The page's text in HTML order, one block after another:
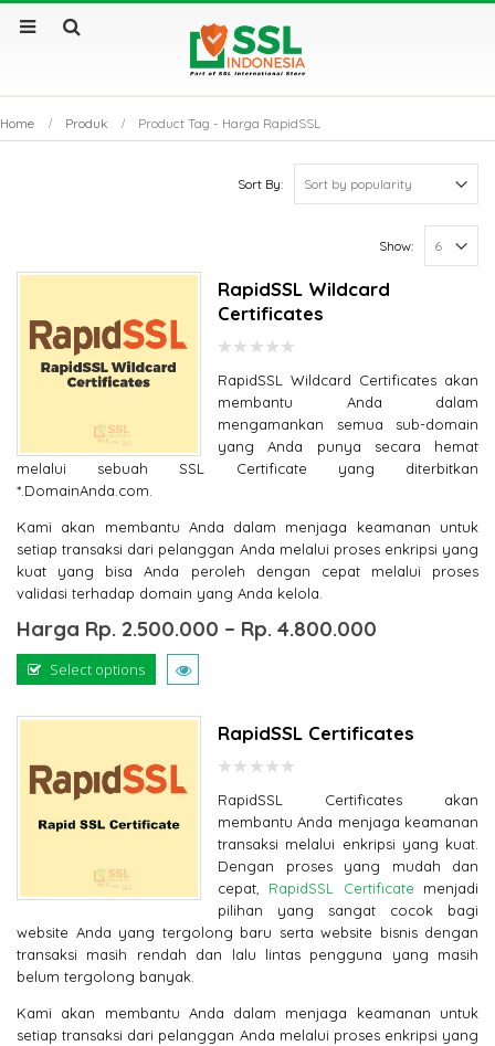
Home Produk Product Tag - Harga RapidSSL
Sort By:
Show:
RapidSSL Wildcard
Certificates
out
5
RapidSSL Wildcard Certificates akan
membantu Anda dalam
mengamankan semua sub-domain
yang Anda punya secara hemat
melalui sebuah SSL Certificate yang diterbitkan
*.DomainAnda.com.
Kami akan membantu Anda dalam menjaga keamanan untuk
setiap transaksi dari pelanggan Anda melalui proses enkripsi yang
kuat yang bisa Anda peroleh dengan cepat melalui proses
validasi terhadap domain yang Anda kelola.
Harga Rp. 2.500.000 – Rp. 4.800.000
Select options
RapidSSL Certificates
out
of
5
RapidSSL Certificates akan
membantu Anda menjaga keamanan
transaksi melalui enkripsi yang kuat.
Dengan proses yang mudah dan
cepat, RapidSSL Certificate menjadi
pilihan yang sangat cocok bagi
website Anda yang tergolong baru serta website bisnis dengan
transaksi masih rendah dan lalu lintas pengguna yang masih
belum tergolong banyak.
Kami akan membantu Anda dalam menjaga keamanan untuk
setiap transaksi dari pelanggan Anda melalui proses enkripsi yang